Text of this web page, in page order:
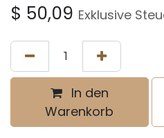
$ 50,09 Exklusive
In den
Warenkorb